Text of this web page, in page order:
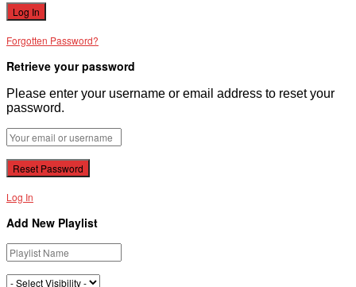
Forgotten Password?
Retrieve your password
Please enter your username or email address to reset your
password.
Log In
Add New Playlist